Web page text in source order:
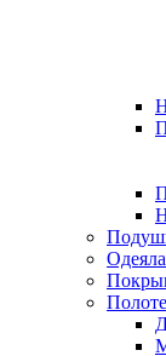
Одеяла